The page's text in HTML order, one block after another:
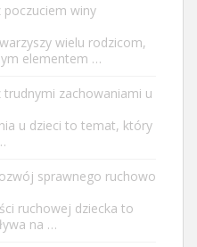
poczuciem winy
wielu rodzicom,
elementem …
trudnymi zachowaniami u
u dzieci to temat, który
sprawnego ruchowo
ruchowej dziecka to
na …